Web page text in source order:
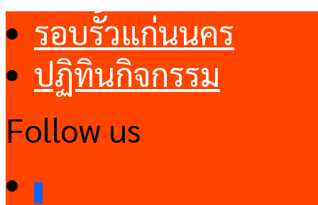
รอบรั้วแก่นนคร
ปฏิทินกิจกรรม
Follow us